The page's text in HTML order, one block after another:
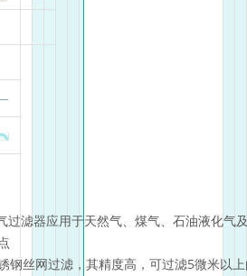
过滤器应用于天然气、煤气、石油液化气
钢丝网过滤，其精度高，可过滤5微米以